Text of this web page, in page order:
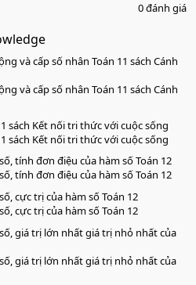
0 đánh giá
và cấp số nhân Toán 11 sách Cánh
và cấp số nhân Toán 11 sách Cánh
sách Kết nối tri thức với cuộc sống
sách Kết nối tri thức với cuộc sống
tính đơn điệu của hàm số Toán 12
tính đơn điệu của hàm số Toán 12
cực trị của hàm số Toán 12
cực trị của hàm số Toán 12
giá trị lớn nhất giá trị nhỏ nhất của
giá trị lớn nhất giá trị nhỏ nhất của